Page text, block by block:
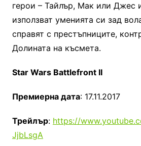
герои – Тайлър, Мак или Джес
използват уменията си зад
справят с престъпниците,
Долината на късмета.
Star Wars Battlefront II
Премиерна дата: 17.11.2017
Трейлър: https://
JjbLsgA